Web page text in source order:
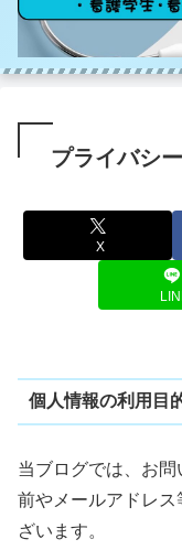
プライバシ
X
個人情報の利用目
当ブログでは、お
前やメールアドレ
ざいます。